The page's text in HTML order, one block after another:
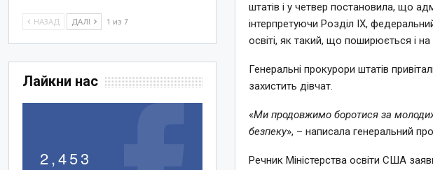
штатів і у четвер постановила, що
інтерпретуючи Розділ IX,
освіті, як такий, що поширюється і на
Генеральні прокурори штатів
захистить дівчат.
«Ми продовжимо боротися за молодих
безпеку», – написала генеральний
Речник Міністерства освіти США
НАЗАД ДАЛІ 1 из 7
Лайкни нас
2,453